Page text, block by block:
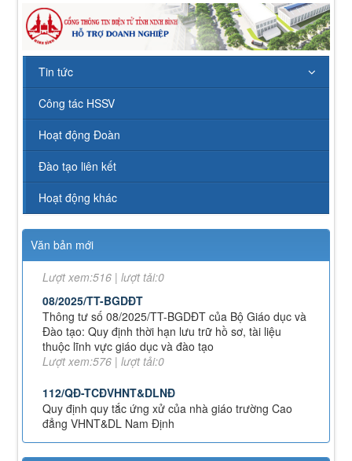
Tin tức
Công tác HSSV
Hoạt động Đoàn
Đào tạo liên kết
Hoạt động khác
Văn bản mới
Quy định quy tắc ứng xử của nhà giáo trường Cao
đẳng VHNT&DL Nam Định
Lượt xem:154 | lượt tải:110
43/KH-TCĐVHNT&DLNĐ
Lượt xem:248 | lượt tải:151
238/2025/NĐ-CP
Quy định về chính sách học phí, miễn, giảm, hỗ trợ
học phí, hỗ trợ chi phí học tập và giá dịch vụ trong
lĩnh vực giáo dục, đào tạo
Lượt xem:353 | lượt tải:231
71-NQ/TW
phát triển giáo dục và đào tạo
Lượt xem:516 | lượt tải:0
08/2025/TT-BGDĐT
Đào tạo: Quy định thời hạn lưu trữ hồ sơ, tài liệu
thuộc lĩnh vực giáo dục và đào tạo
Lượt xem:576 | lượt tải:0
112/QĐ-TCĐVHNT&DLNĐ
đẳng VHNT&DL Nam Định
Lượt xem:154 | lượt tải:110